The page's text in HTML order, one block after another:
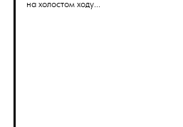
на холостом ходу...